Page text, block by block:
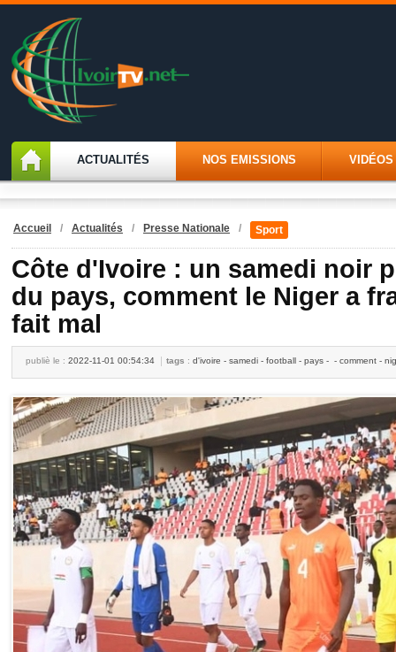
ACTUALITÉS NOS EMISSIONS VIDÉOS
Accueil / Actualités / Presse Nationale / Sport
Côte d'Ivoire : un samedi noir
du pays, comment le Niger a
fait mal
publiè le : 2022-11-01 00:54:34 tags : d'ivoire - samedi - football - pays - - comment -